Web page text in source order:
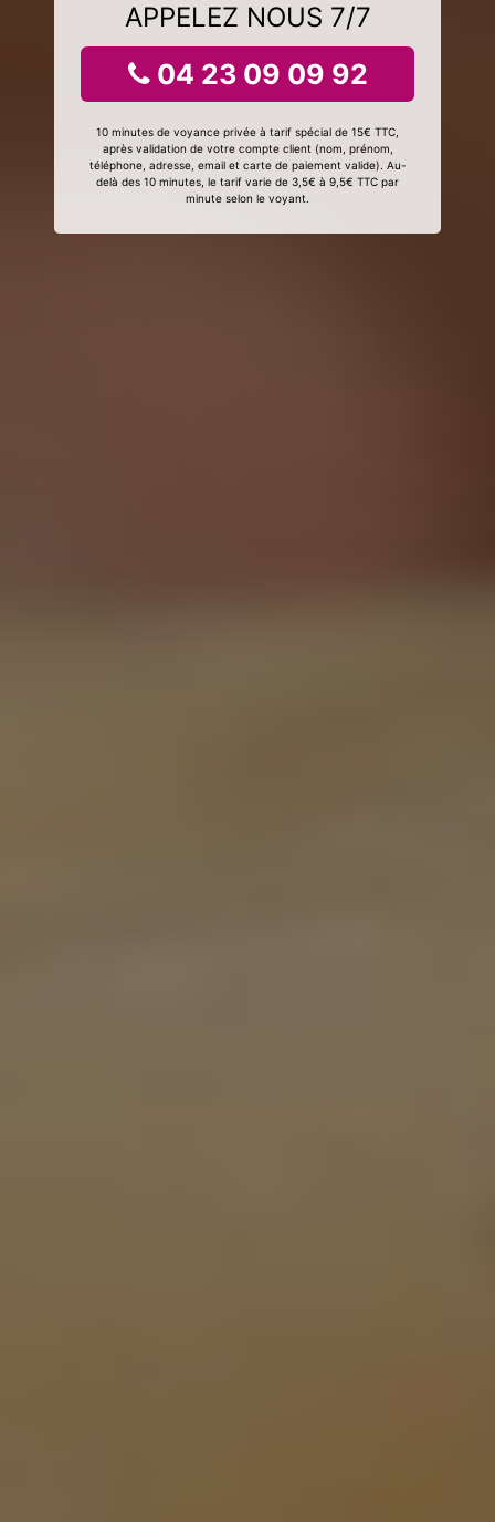
APPELEZ NOUS 7/7
04 23 09 09 92
10 minutes de voyance privée à tarif spécial de 15€ TTC,
après validation de votre compte client (nom, prénom,
téléphone, adresse, email et carte de paiement valide). Au-
delà des 10 minutes, le tarif varie de 3,5€ à 9,5€ TTC par
minute selon le voyant.